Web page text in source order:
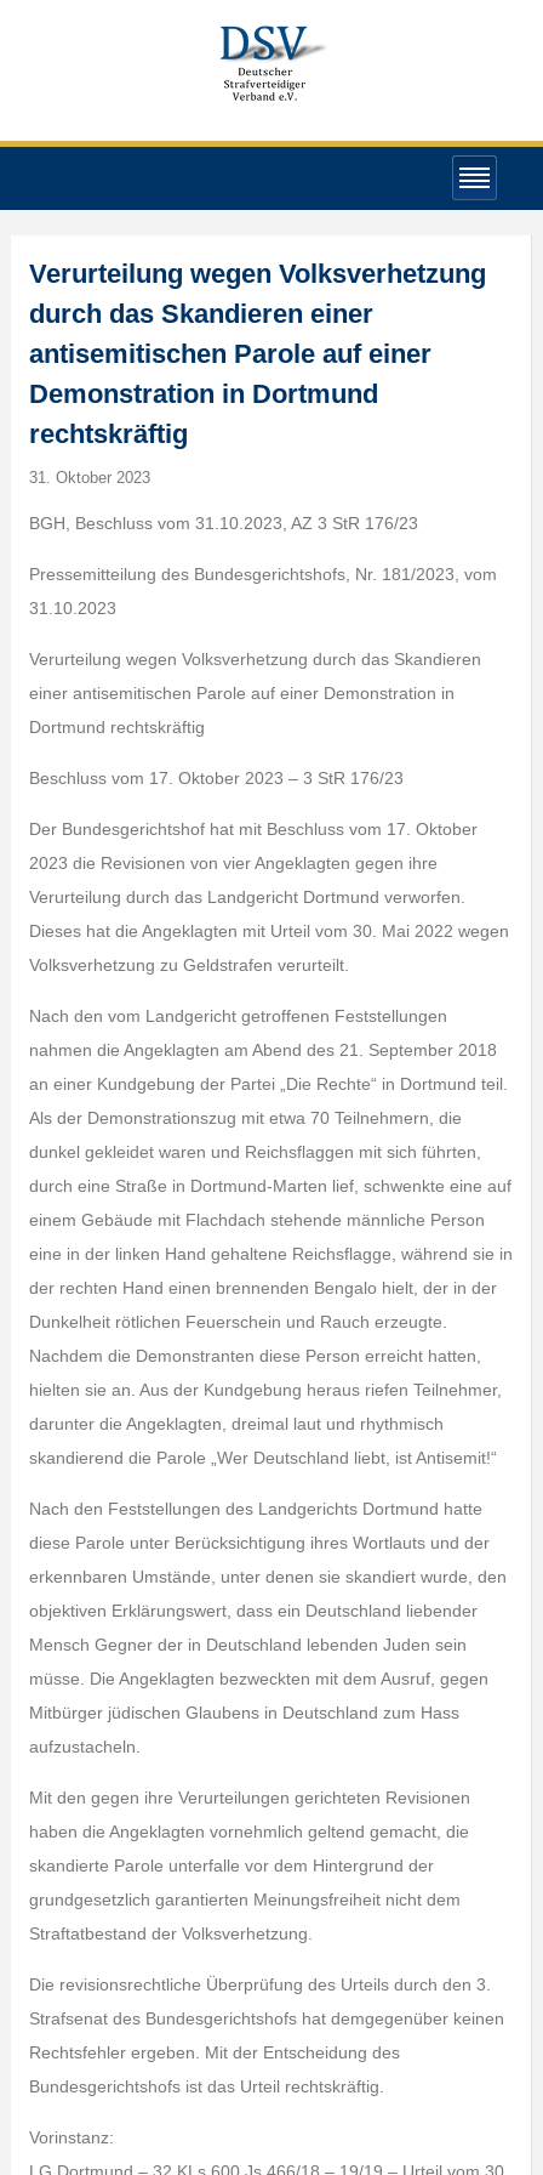
Verurteilung wegen Volksverhetzung
durch das Skandieren einer
antisemitischen Parole auf einer
Demonstration in Dortmund
rechtskräftig
31. Oktober 2023
BGH, Beschluss vom 31.10.2023, AZ 3 StR 176/23
Pressemitteilung des Bundesgerichtshofs, Nr. 181/2023, vom
31.10.2023
Verurteilung wegen Volksverhetzung durch das Skandieren
einer antisemitischen Parole auf einer Demonstration in
Dortmund rechtskräftig
Beschluss vom 17. Oktober 2023 – 3 StR 176/23
Der Bundesgerichtshof hat mit Beschluss vom 17. Oktober
2023 die Revisionen von vier Angeklagten gegen ihre
Verurteilung durch das Landgericht Dortmund verworfen.
Dieses hat die Angeklagten mit Urteil vom 30. Mai 2022 wegen
Volksverhetzung zu Geldstrafen verurteilt.
Nach den vom Landgericht getroffenen Feststellungen
nahmen die Angeklagten am Abend des 21. September 2018
an einer Kundgebung der Partei „Die Rechte“ in Dortmund teil.
Als der Demonstrationszug mit etwa 70 Teilnehmern, die
dunkel gekleidet waren und Reichsflaggen mit sich führten,
durch eine Straße in Dortmund-Marten lief, schwenkte eine auf
einem Gebäude mit Flachdach stehende männliche Person
eine in der linken Hand gehaltene Reichsflagge, während sie in
der rechten Hand einen brennenden Bengalo hielt, der in der
Dunkelheit rötlichen Feuerschein und Rauch erzeugte.
Nachdem die Demonstranten diese Person erreicht hatten,
hielten sie an. Aus der Kundgebung heraus riefen Teilnehmer,
darunter die Angeklagten, dreimal laut und rhythmisch
skandierend die Parole „Wer Deutschland liebt, ist Antisemit!“
Nach den Feststellungen des Landgerichts Dortmund hatte
diese Parole unter Berücksichtigung ihres Wortlauts und der
erkennbaren Umstände, unter denen sie skandiert wurde, den
objektiven Erklärungswert, dass ein Deutschland liebender
Mensch Gegner der in Deutschland lebenden Juden sein
müsse. Die Angeklagten bezweckten mit dem Ausruf, gegen
Mitbürger jüdischen Glaubens in Deutschland zum Hass
aufzustacheln.
Mit den gegen ihre Verurteilungen gerichteten Revisionen
haben die Angeklagten vornehmlich geltend gemacht, die
skandierte Parole unterfalle vor dem Hintergrund der
grundgesetzlich garantierten Meinungsfreiheit nicht dem
Straftatbestand der Volksverhetzung.
Die revisionsrechtliche Überprüfung des Urteils durch den 3.
Strafsenat des Bundesgerichtshofs hat demgegenüber keinen
Rechtsfehler ergeben. Mit der Entscheidung des
Bundesgerichtshofs ist das Urteil rechtskräftig.
Vorinstanz: